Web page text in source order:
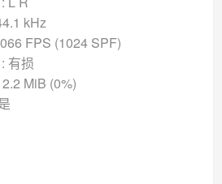
kHz
FPS (1024 SPF)
有损
MiB (0%)